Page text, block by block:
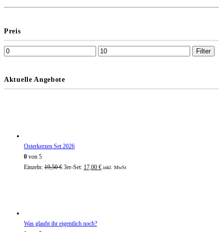
Preis
Filter
Aktuelle Angebote
Osterkerzen Set 2026
0 von 5
Einzeln: 19,50€ 3er-Set: 17,00 € inkl. MwSt
Was glaubt ihr eigentlich noch?